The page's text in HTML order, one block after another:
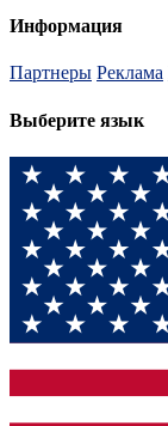
Информация
Партнеры Реклама
Выберите язык